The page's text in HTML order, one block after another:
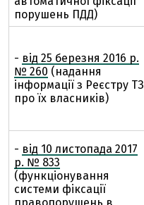
порушень ПДД)
- від 25 березня 2016 р.
№ 260 (надання
інформації з Реєстру ТЗ
про їх власників)
- від 10 листопада 2017
р. № 833
(функціонування
системи фіксації